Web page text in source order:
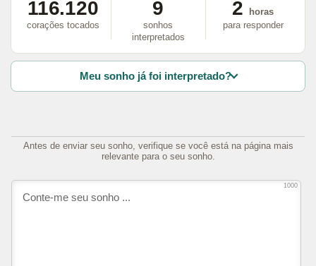
116.120
corações tocados
9
sonhos
interpretados
2
horas
para responder
Meu sonho já foi interpretado?
Antes de enviar seu sonho, verifique se você está na página mais
relevante para o seu sonho.
1000